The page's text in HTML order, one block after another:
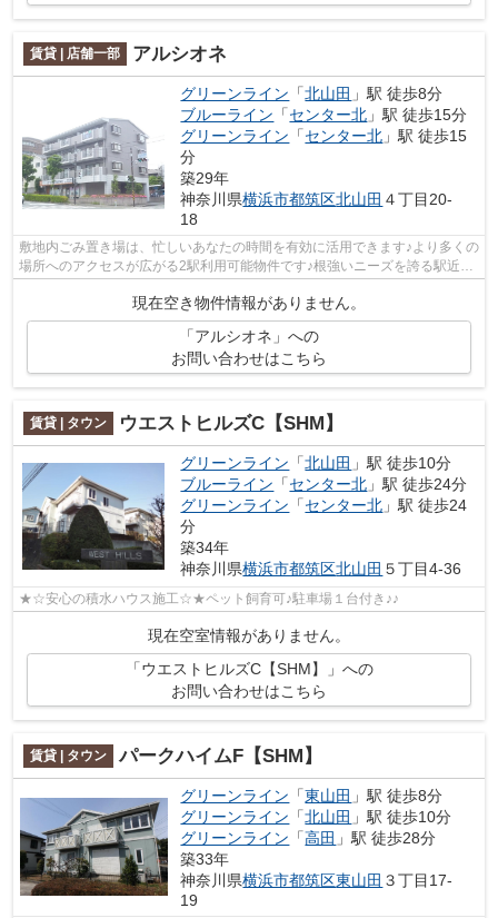
賃貸 | 店舗一部 アルシオネ
グリーンライン 「北山田 」駅 徒歩8分
ブルーライン 「センター北 」駅 徒歩15分
グリーンライン 「センター北 」駅 徒歩15
分
築29年
神奈川県横浜市都筑区北山田 ４丁目20-
18
敷地内ごみ置き場は、忙しいあなたの時間を有効に活用できます♪より多くの
場所へのアクセスが広がる2駅利用可能物件です♪根強いニーズを誇る駅近の
現在空き物件情報がありません。
「アルシオネ」への
お問い合わせはこちら
賃貸 | タウン ウエストヒルズC【SHM】
グリーンライン 「北山田 」駅 徒歩10分
ブルーライン 「センター北 」駅 徒歩24分
グリーンライン 「センター北 」駅 徒歩24
分
築34年
神奈川県横浜市都筑区北山田 ５丁目4-36
★☆安心の積水ハウス施工☆★ペット飼育可♪駐車場１台付き♪♪
現在空室情報がありません。
「ウエストヒルズC【SHM】」への
お問い合わせはこちら
賃貸 | タウン パークハイムF【SHM】
グリーンライン 「東山田 」駅 徒歩8分
グリーンライン 「北山田 」駅 徒歩10分
グリーンライン 「高田 」駅 徒歩28分
築33年
神奈川県横浜市都筑区東山田 ３丁目17-
19